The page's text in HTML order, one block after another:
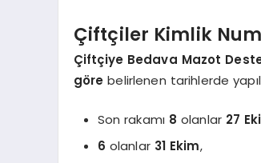
Çiftçiler Kimlik
Çiftçiye Bedava Mazot
göre belirlenen tarihlerde
Son rakamı 8 olanlar 27
6 olanlar 31 Ekim,